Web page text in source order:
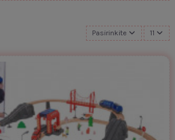
Pasirinkite 11